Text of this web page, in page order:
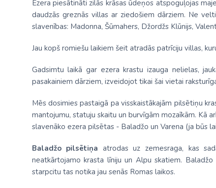
Ezera piesātināti zilās krāsas ūdeņos atspoguļojas
daudzās greznās villas ar ziedošiem dārziem. Ne
slavenības: Madonna, Šūmahers, Džordžs Klūnijs,
Jau kopš romiešu laikiem šeit atradās patrīciju villas,
Gadsimtu laikā gar ezera krastu izauga nelielas,
pasakainiem dārziem, izveidojot tikai šai vietai
Mēs dosimies pastaigā pa visskaistākajām pilsētiņu
mantojumu, statuju skaitu un burvīgām mozaīkām. Kā
slavenāko ezera pilsētas - Baladžo un Varena (ja būs
Baladžo pilsētiņa atrodas uz zemesraga, kas
neatkārtojamo krasta līniju un Alpu skatiem.
starpcitu tas notika jau senās Romas laikos.